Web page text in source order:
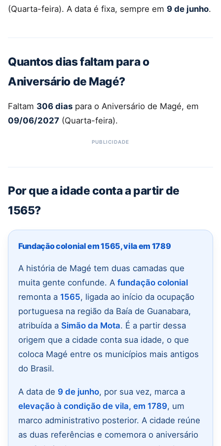
(Quarta-feira). A data é fixa, sempre em 9 de junho.
Quantos dias faltam para o
Aniversário de Magé?
Faltam 306 dias para o Aniversário de Magé, em
09/06/2027 (Quarta-feira).
Por que a idade conta a partir de
1565?
Fundação colonial em 1565, vila em 1789
A história de Magé tem duas camadas que
muita gente confunde. A fundação colonial
remonta a 1565, ligada ao início da ocupação
portuguesa na região da Baía de Guanabara,
atribuída a Simão da Mota. É a partir dessa
origem que a cidade conta sua idade, o que
coloca Magé entre os municípios mais antigos
do Brasil.
A data de 9 de junho, por sua vez, marca a
elevação à condição de vila, em 1789, um
marco administrativo posterior. A cidade reúne
as duas referências e comemora o aniversário